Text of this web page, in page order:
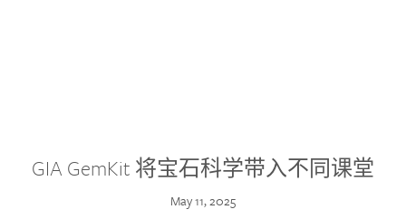
GIA GemKit 将宝石科学带入不同课堂
May 11, 2025